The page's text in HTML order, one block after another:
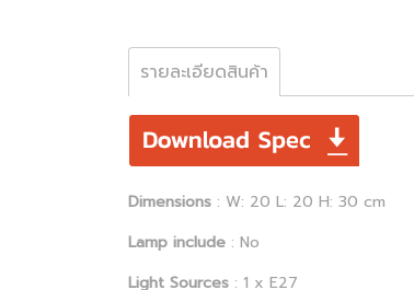
รายละเอียดสินค้า
Dimensions : W: 20 L: 20 H: 30 cm
Lamp include : No
Light Sources : 1 x E27